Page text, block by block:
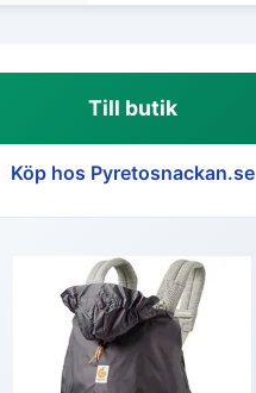
Till butik
Köp hos Pyretosnackan.se